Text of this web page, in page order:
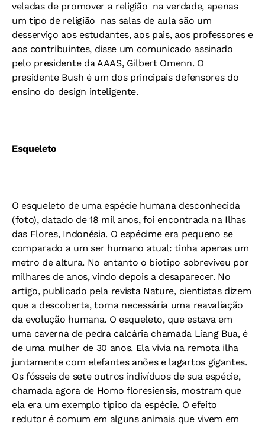
veladas de promover a religião  na verdade, apenas
um tipo de religião  nas salas de aula são um
desserviço aos estudantes, aos pais, aos professores e
aos contribuintes, disse um comunicado assinado
pelo presidente da AAAS, Gilbert Omenn. O
presidente Bush é um dos principais defensores do
ensino do design inteligente.
Esqueleto
O esqueleto de uma espécie humana desconhecida
(foto), datado de 18 mil anos, foi encontrada na Ilhas
das Flores, Indonésia. O espécime era pequeno se
comparado a um ser humano atual: tinha apenas um
metro de altura. No entanto o biotipo sobreviveu por
milhares de anos, vindo depois a desaparecer. No
artigo, publicado pela revista Nature, cientistas dizem
que a descoberta, torna necessária uma reavaliação
da evolução humana. O esqueleto, que estava em
uma caverna de pedra calcária chamada Liang Bua, é
de uma mulher de 30 anos. Ela vivia na remota ilha
juntamente com elefantes anões e lagartos gigantes.
Os fósseis de sete outros indivíduos de sua espécie,
chamada agora de Homo floresiensis, mostram que
ela era um exemplo típico da espécie. O efeito
redutor é comum em alguns animais que vivem em